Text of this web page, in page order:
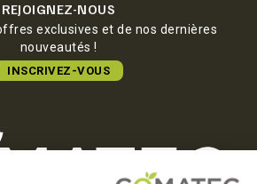
REJOIGNEZ-NOUS
exclusives et de nos dernières
nouveautés !
INSCRIVEZ-VOUS